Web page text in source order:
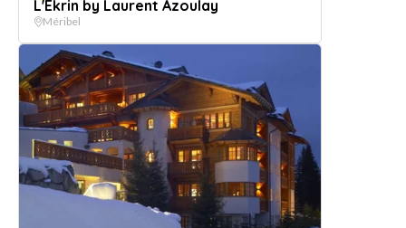
L'Ekrin by Laurent Azoulay
Méribel